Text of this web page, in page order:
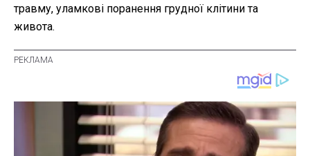
травму, уламкові поранення грудної клітини та
живота.